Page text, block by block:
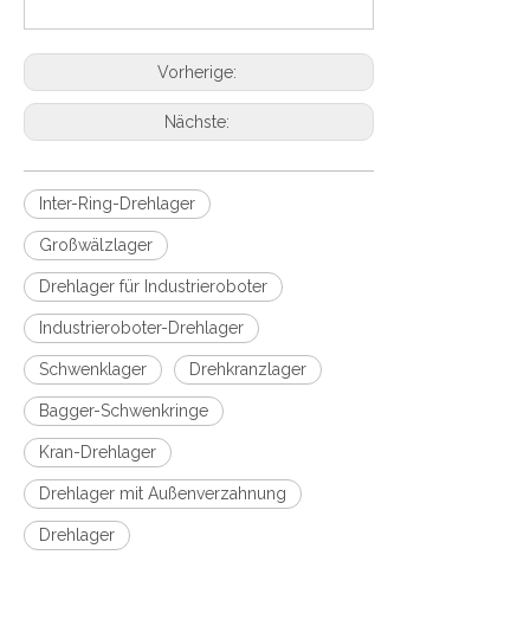
Vorherige:
Nächste:
Inter-Ring-Drehlager
Großwälzlager
Drehlager für Industrieroboter
Industrieroboter-Drehlager
Schwenklager Drehkranzlager
Bagger-Schwenkringe
Kran-Drehlager
Drehlager mit Außenverzahnung
Drehlager